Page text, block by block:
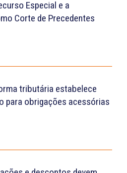
Especial e a
Corte de Precedentes
tributária estabelece
para obrigações acessórias